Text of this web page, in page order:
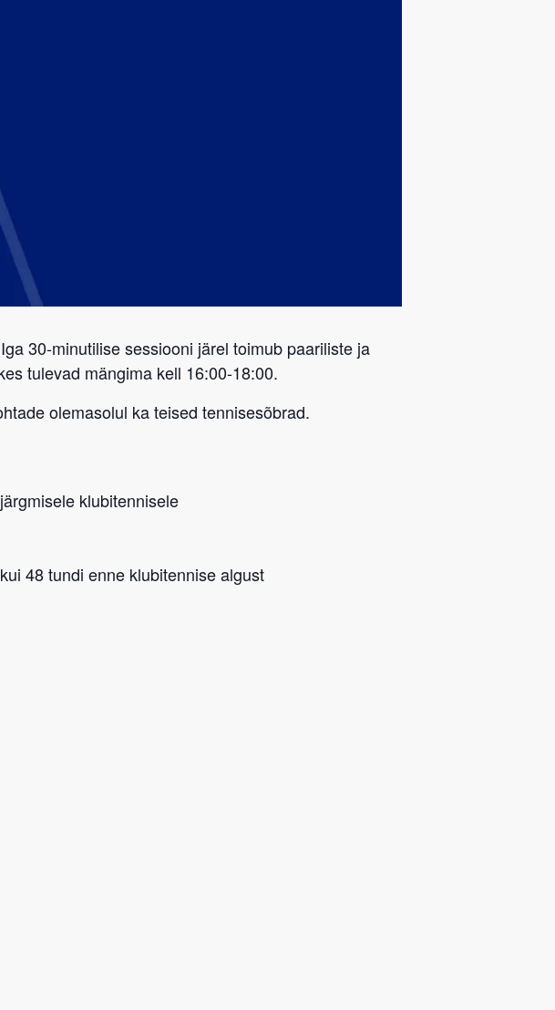
30-minutilise sessiooni järel toimub paariliste ja
tulevad mängima kell 16:00-18:00.
olemasolul ka teised tennisesõbrad.
järgmisele klubitennisele
48 tundi enne klubitennise algust